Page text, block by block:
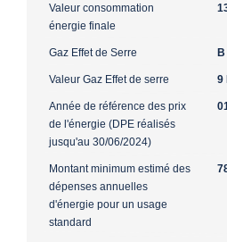
Valeur consommation
énergie finale
Gaz Effet de Serre B
Valeur Gaz Effet de serre 9
Année de référence des prix
de l'énergie (DPE réalisés
jusqu'au 30/06/2024)
Montant minimum estimé des
dépenses annuelles
d'énergie pour un usage
standard